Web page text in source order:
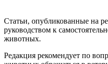
Статьи, опубликованные на
руководством к
животных.
Редакция рекомендует по